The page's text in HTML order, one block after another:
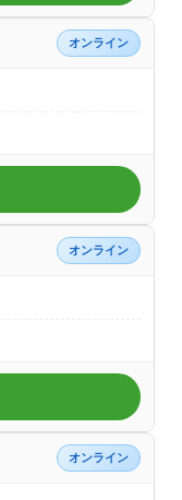
オンライン
オンライン
オンライン